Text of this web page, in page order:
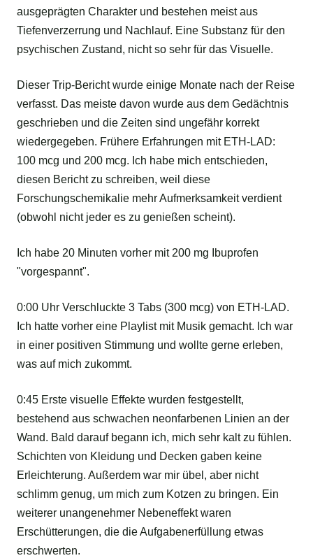
ausgeprägten Charakter und bestehen meist aus
Tiefenverzerrung und Nachlauf. Eine Substanz für den
psychischen Zustand, nicht so sehr für das Visuelle.
Dieser Trip-Bericht wurde einige Monate nach der Reise
verfasst. Das meiste davon wurde aus dem Gedächtnis
geschrieben und die Zeiten sind ungefähr korrekt
wiedergegeben. Frühere Erfahrungen mit ETH-LAD:
100 mcg und 200 mcg. Ich habe mich entschieden,
diesen Bericht zu schreiben, weil diese
Forschungschemikalie mehr Aufmerksamkeit verdient
(obwohl nicht jeder es zu genießen scheint).
Ich habe 20 Minuten vorher mit 200 mg Ibuprofen
"vorgespannt".
0:00 Uhr Verschluckte 3 Tabs (300 mcg) von ETH-LAD.
Ich hatte vorher eine Playlist mit Musik gemacht. Ich war
in einer positiven Stimmung und wollte gerne erleben,
was auf mich zukommt.
0:45 Erste visuelle Effekte wurden festgestellt,
bestehend aus schwachen neonfarbenen Linien an der
Wand. Bald darauf begann ich, mich sehr kalt zu fühlen.
Schichten von Kleidung und Decken gaben keine
Erleichterung. Außerdem war mir übel, aber nicht
schlimm genug, um mich zum Kotzen zu bringen. Ein
weiterer unangenehmer Nebeneffekt waren
Erschütterungen, die die Aufgabenerfüllung etwas
erschwerten.